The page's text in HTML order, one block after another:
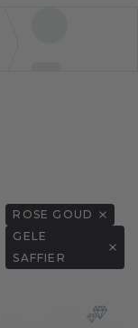
ROSE GOUD
GELE
SAFFIER